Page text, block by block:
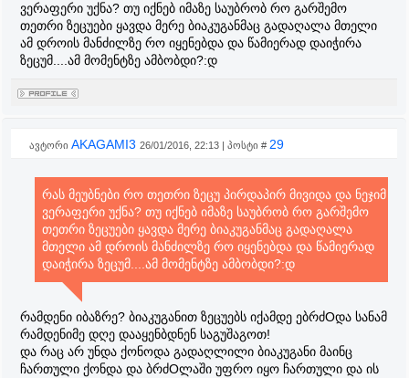
ვერაფერი უქნა? თუ იქნებ იმაზე საუბრობ რო გარშემო
თეთრი ზეცუები ყავდა მერე ბიაკუგანმაც გადაღალა მთელი
ამ დროის მანძილზე რო იყენებდა და წამიერად დაიჭირა
ზეცუმ....ამ მომენტზე ამბობდი?:დ
ავტორი AKAGAMI3 26/01/2016, 22:13 | პოსტი # 29
რას მეუბნები რო თეთრი ზეცუ პირდაპირ მივიდა და ნეჯიმ
ვერაფერი უქნა? თუ იქნებ იმაზე საუბრობ რო გარშემო
თეთრი ზეცუები ყავდა მერე ბიაკუგანმაც გადაღალა
მთელი ამ დროის მანძილზე რო იყენებდა და წამიერად
დაიჭირა ზეცუმ....ამ მომენტზე ამბობდი?:დ
რამდენი იბაზრე? ბიაკუგანით ზეცუებს იქამდე ებრძOდა სანამ
რამდენიმე დღე დააყენბდნენ საგუშაგოთ!
და რაც არ უნდა ქონოდა გადაღლილი ბიაკუგანი მაინც
ჩართული ქონდა და ბრძOლაში უფრო იყო ჩართული და ის